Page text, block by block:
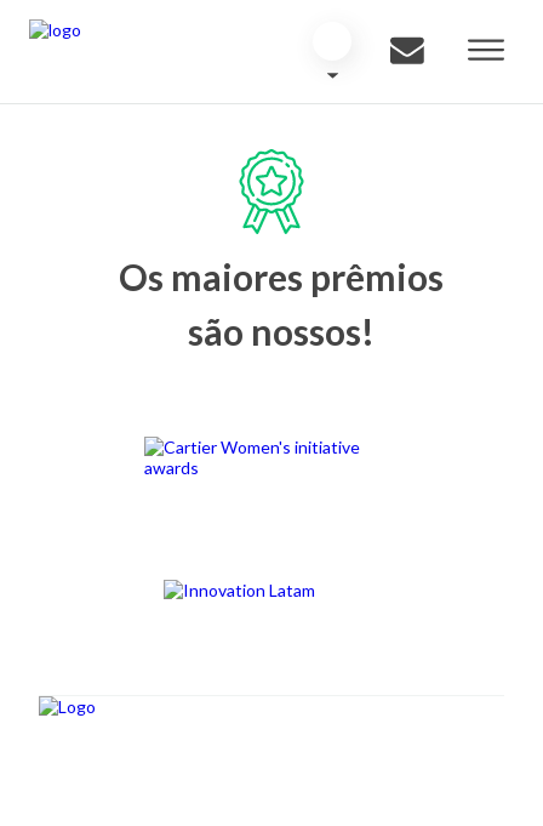
Os maiores prêmios
são nossos!